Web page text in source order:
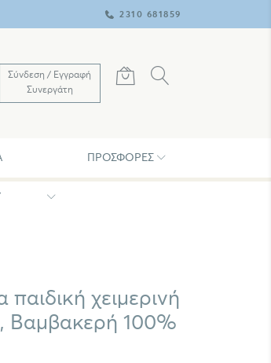
2310 681859
Σύνδεση / Εγγραφή
Συνεργάτη
ΠΡΟΣΦΟΡΈΣ
παιδική χειμερινή
Bαμβακερή 100%